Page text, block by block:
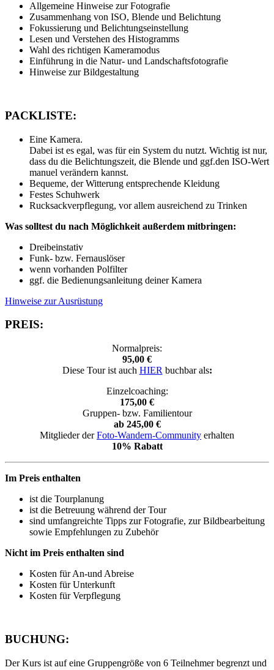
Allgemeine Hinweise zur Fotografie
Zusammenhang von ISO, Blende und Belichtung
Fokussierung und Belichtungseinstellung
Lesen und Verstehen des Histogramms
Wahl des richtigen Kameramodus
Einführung in die Natur- und Landschaftsfotografie
Hinweise zur Bildgestaltung
PACKLISTE:
Eine Kamera.
Dabei ist es egal, was für ein System du nutzt. Wichtig ist nur,
dass du die Belichtungszeit, die Blende und ggf.den ISO-Wert
manuel verändern kannst.
Bequeme, der Witterung entsprechende Kleidung
Festes Schuhwerk
Rucksackverpflegung, vor allem ausreichend zu Trinken
Was solltest du nach Möglichkeit außerdem mitbringen:
Dreibeinstativ
Funk- bzw. Fernauslöser
wenn vorhanden Polfilter
ggf. die Bedienungsanleitung deiner Kamera
Hinweise zur Ausrüstung
PREIS:
Normalpreis:
95,00 €
Diese Tour ist auch HIER buchbar als:
Einzelcoaching:
175,00 €
Gruppen- bzw. Familientour
ab 245,00 €
Mitglieder derFoto-Wandern-Community erhalten
10% Rabatt
Im Preis enthalten
ist die Tourplanung
ist die Betreuung während der Tour
sind umfangreichte Tipps zur Fotografie, zur Bildbearbeitung
sowie Empfehlungen zu Zubehör
Nicht im Preis enthalten sind
Kosten für An-und Abreise
Kosten für Unterkunft
Kosten für Verpflegung
BUCHUNG:
Der Kurs ist auf eine Gruppengröße von 6 Teilnehmer begrenzt und